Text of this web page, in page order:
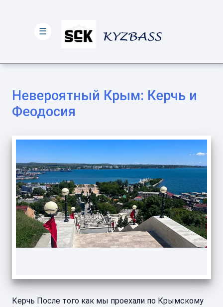
Невероятный Крым: Керчь и
Феодосия
Керчь После того как мы проехали по Крымскому
☰